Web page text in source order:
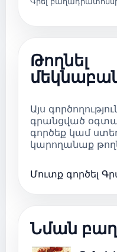
Թողնել
Այս
գրանցված
գործեք կամ
կարողանաք
Մուտք գործել
Նման